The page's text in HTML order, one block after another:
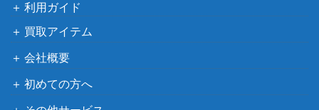
利用ガイド
買取アイテム
会社概要
初めての方へ